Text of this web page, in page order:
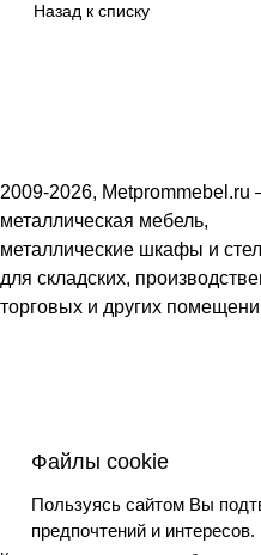
Назад к списку
2009-2026,
металлическая мебель,
металлические шкафы и
для складских,
торговых и других
Файлы cookie
Пользуясь сайтом Вы
предпочтений и интересов.